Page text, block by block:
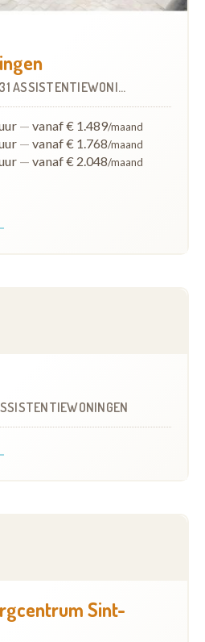
31 ASSISTENTIEWONINGEN
— vanaf € 1.489/maand
— vanaf € 1.768/maand
— vanaf € 2.048/maand
Sint-